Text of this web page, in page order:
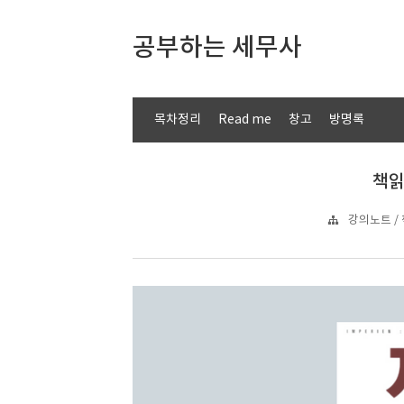
공부하는 세무사
목차정리 Read me 창고 방명록
책
강의노트 /